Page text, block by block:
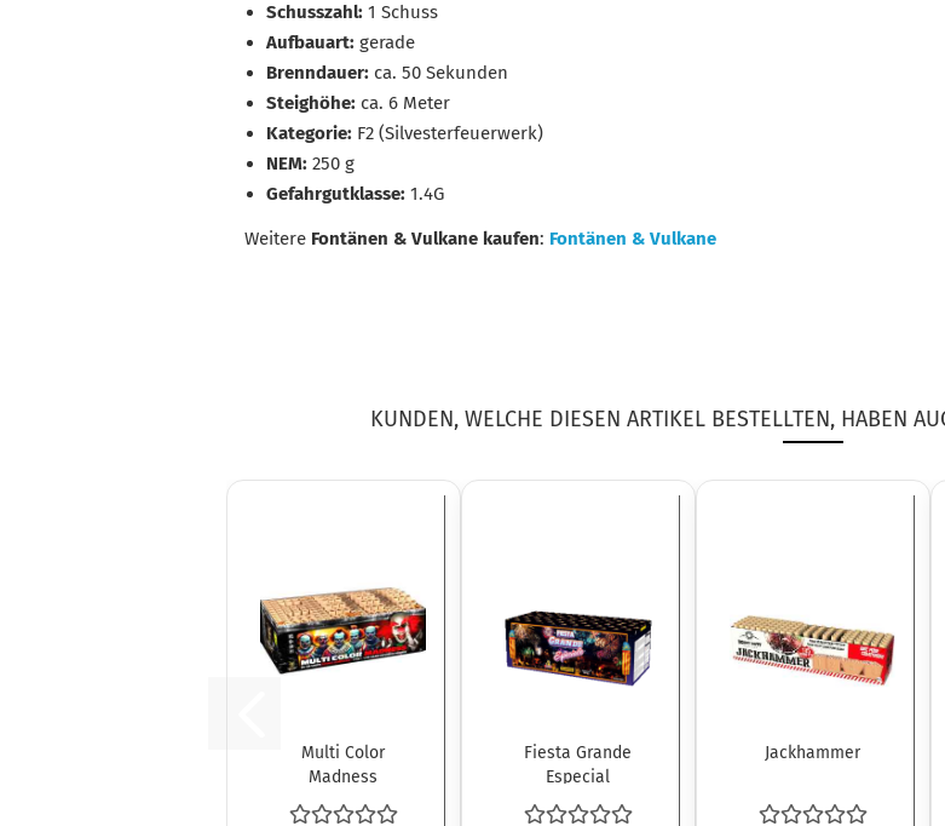
Schusszahl: 1 Schuss
Aufbauart: gerade
Brenndauer: ca. 50 Sekunden
Steighöhe: ca. 6 Meter
Kategorie: F2 (Silvesterfeuerwerk)
NEM: 250 g
Gefahrgutklasse: 1.4G
Weitere Fontänen & Vulkane kaufen: Fontänen & Vulkane
KUNDEN, WELCHE DIESEN ARTIKEL BESTELLTEN, HABEN
Multi Color
Madness
Fiesta Grande
Especial
Jackhammer